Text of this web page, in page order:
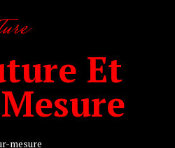
Et
mesure